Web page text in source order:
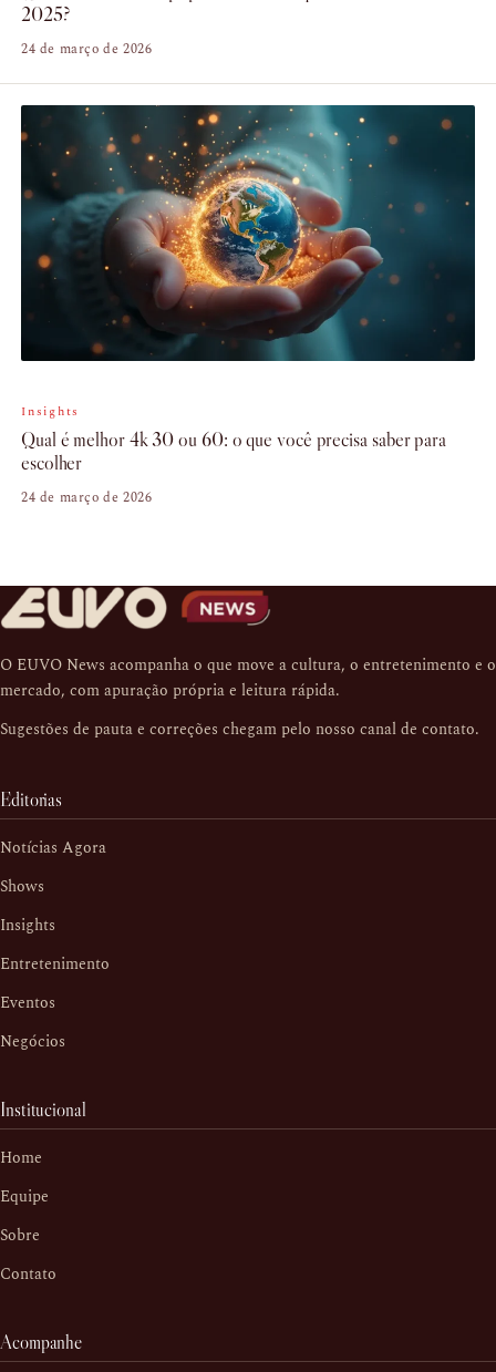
2025?
24 de março de 2026
Insights
Qual é melhor 4k 30 ou 60: o que você precisa saber para
escolher
24 de março de 2026
O EUVO News acompanha o que move a cultura, o entretenimento e o
mercado, com apuração própria e leitura rápida.
Sugestões de pauta e correções chegam pelo nosso canal de contato.
Editorias
Notícias Agora
Shows
Insights
Entretenimento
Eventos
Negócios
Institucional
Home
Equipe
Sobre
Contato
Acompanhe